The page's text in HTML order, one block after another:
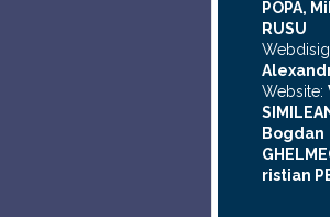
POPA,
RUSU
Website:
Bogdan
ristian